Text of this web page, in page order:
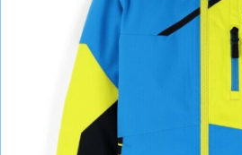
СУМКИ
ШОЛОМИ, ЗАХИСТ, ОКУЛЯРИ
БІГ, ФІТНЕС, М'ЯЧІ
ВЕЛОСИПЕДИ
САМОКАТИ